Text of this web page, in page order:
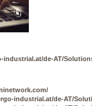
industrial.at/de-AT/
industrial.at/de-AT/